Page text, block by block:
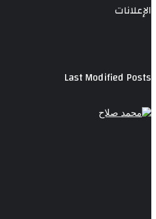
الإعلانات
Last Modified Posts